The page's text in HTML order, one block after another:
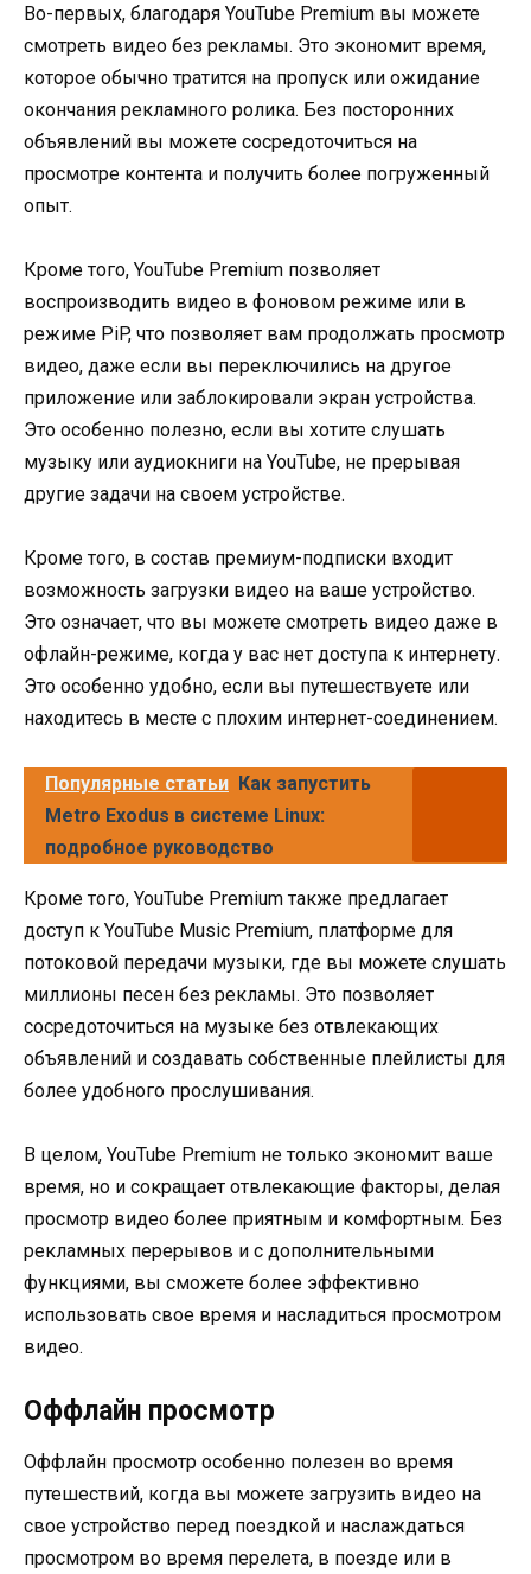
Во-первых, благодаря YouTube Premium вы можете
смотреть видео без рекламы. Это экономит время,
которое обычно тратится на пропуск или ожидание
окончания рекламного ролика. Без посторонних
объявлений вы можете сосредоточиться на
просмотре контента и получить более погруженный
опыт.
Кроме того, YouTube Premium позволяет
воспроизводить видео в фоновом режиме или в
режиме PiP, что позволяет вам продолжать просмотр
видео, даже если вы переключились на другое
приложение или заблокировали экран устройства.
Это особенно полезно, если вы хотите слушать
музыку или аудиокниги на YouTube, не прерывая
другие задачи на своем устройстве.
Кроме того, в состав премиум-подписки входит
возможность загрузки видео на ваше устройство.
Это означает, что вы можете смотреть видео даже в
офлайн-режиме, когда у вас нет доступа к интернету.
Это особенно удобно, если вы путешествуете или
находитесь в месте с плохим интернет-соединением.
Популярные статьи Как запустить
Metro Exodus в системе Linux:
подробное руководство
Кроме того, YouTube Premium также предлагает
доступ к YouTube Music Premium, платформе для
потоковой передачи музыки, где вы можете слушать
миллионы песен без рекламы. Это позволяет
сосредоточиться на музыке без отвлекающих
объявлений и создавать собственные плейлисты для
более удобного прослушивания.
В целом, YouTube Premium не только экономит ваше
время, но и сокращает отвлекающие факторы, делая
просмотр видео более приятным и комфортным. Без
рекламных перерывов и с дополнительными
функциями, вы сможете более эффективно
использовать свое время и насладиться просмотром
видео.
Оффлайн просмотр
Оффлайн просмотр особенно полезен во время
путешествий, когда вы можете загрузить видео на
свое устройство перед поездкой и наслаждаться
просмотром во время перелета, в поезде или в